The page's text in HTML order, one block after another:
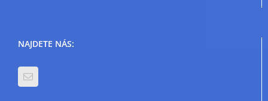
NAJDETE NÁS: